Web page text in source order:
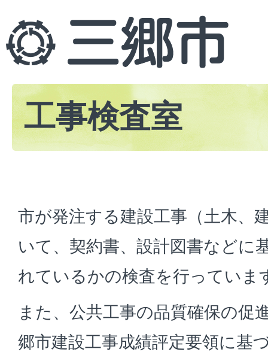
工事検査室
市が発注する建設工事（土木、
いて、契約書、設計図書などに
れているかの検査を行っていま
また、公共工事の品質確保の促
郷市建設工事成績評定要領に基